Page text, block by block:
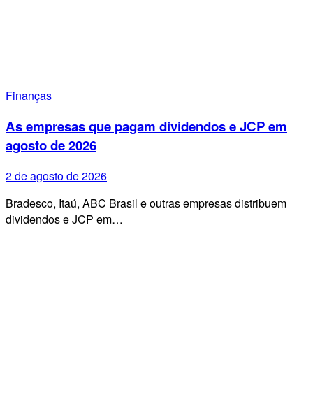
Finanças
As empresas que pagam dividendos e JCP em
agosto de 2026
2 de agosto de 2026
Bradesco, Itaú, ABC Brasil e outras empresas distribuem
dividendos e JCP em…